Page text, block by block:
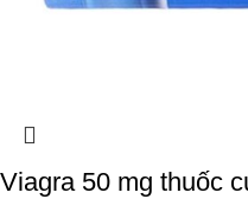
Viagra 50 mg thuốc